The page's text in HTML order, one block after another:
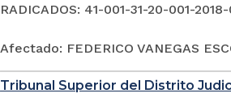
RADICADOS: 41-001-31-20-001-
Afectado: FEDERICO VANEGAS
Tribunal Superior del Distrito